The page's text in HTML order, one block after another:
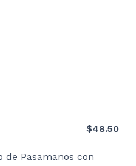
$48.50
de Pasamanos con